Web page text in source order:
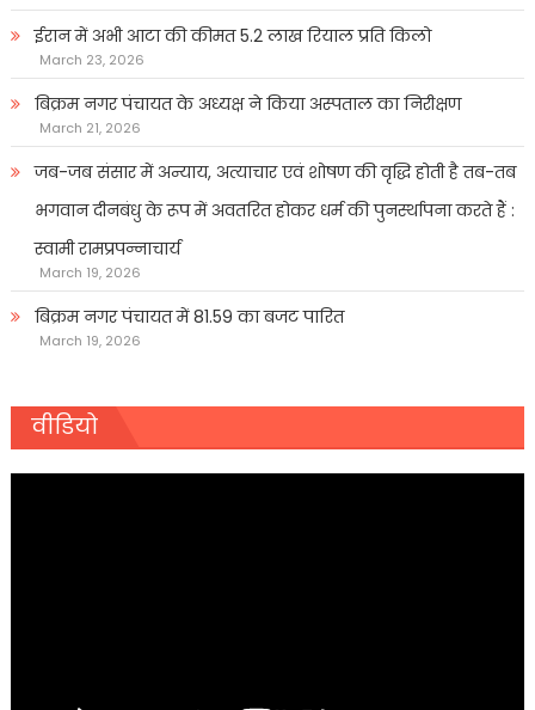
ईरान में अभी आटा की कीमत 5.2 लाख रियाल प्रति किलो
March 23, 2026
बिक्रम नगर पंचायत के अध्यक्ष ने किया अस्पताल का निरीक्षण
March 21, 2026
जब-जब संसार में अन्याय, अत्याचार एवं शोषण की वृद्धि होती है तब-तब
भगवान दीनबंधु के रूप में अवतरित होकर धर्म की पुनर्स्थापना करते हैं :
स्वामी रामप्रपन्नाचार्य
March 19, 2026
बिक्रम नगर पंचायत में 81.59 का बजट पारित
March 19, 2026
वीडियो